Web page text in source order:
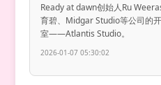
Ready at dawn创始人Ru
育碧、Midgar Studio等公司的
室——Atlantis Studio。
2026-01-07 05:30:02